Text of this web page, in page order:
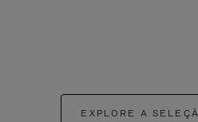
EXPLORE A